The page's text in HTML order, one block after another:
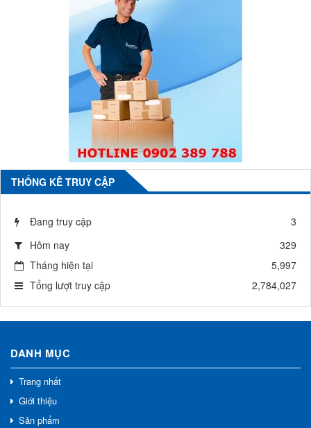
THỐNG KÊ TRUY CẬP
Đang truy cập
3
Hôm nay
329
Tháng hiện tại
5,997
Tổng lượt truy cập
2,784,027
DANH MỤC
Trang nhất
Giới thiệu
Sản phẩm